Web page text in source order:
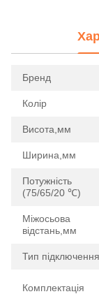
Бренд
Колір
Висота,мм
Ширина,мм
Потужність
(75/65/20 ℃)
Міжосьова
відстань,мм
Тип підключення
Комплектація